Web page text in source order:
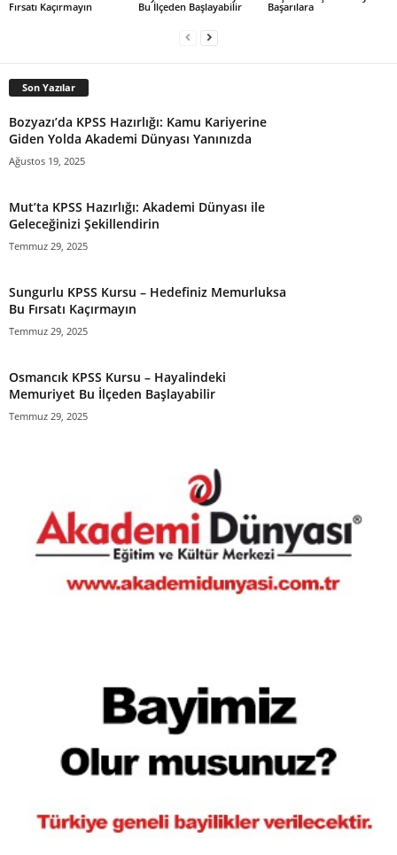
Fırsatı Kaçırmayın
Bu İlçeden Başlayabilir
Başarılara
Son Yazılar
Bozyazı’da KPSS Hazırlığı: Kamu Kariyerine
Giden Yolda Akademi Dünyası Yanınızda
Ağustos 19, 2025
Mut’ta KPSS Hazırlığı: Akademi Dünyası ile
Geleceğinizi Şekillendirin
Temmuz 29, 2025
Sungurlu KPSS Kursu – Hedefiniz Memurluksa
Bu Fırsatı Kaçırmayın
Temmuz 29, 2025
Osmancık KPSS Kursu – Hayalindeki
Memuriyet Bu İlçeden Başlayabilir
Temmuz 29, 2025